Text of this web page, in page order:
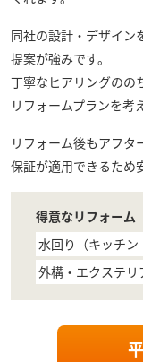
同社の設計・デザイン
提案が強みです。
丁寧なヒアリングのの
リフォームプランを考
リフォーム後もアフタ
保証が適用できるため
得意なリフォーム
水回り（キッチン
外構・エクステリ